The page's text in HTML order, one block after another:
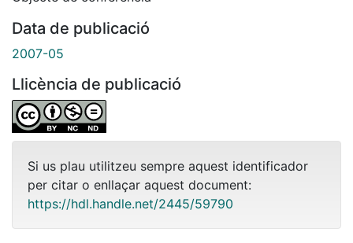
Data de publicació
2007-05
Llicència de publicació
Si us plau utilitzeu sempre aquest identificador
per citar o enllaçar aquest document:
https://hdl.handle.net/2445/59790